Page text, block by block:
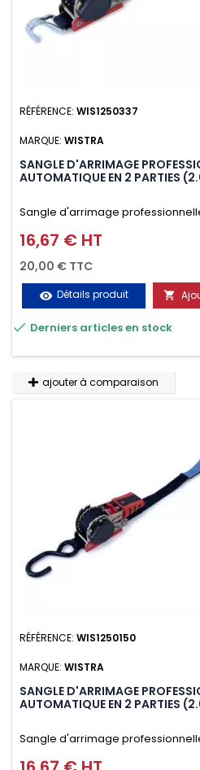
RÉFÉRENCE: WIS1250337
MARQUE: WISTRA
SANGLE D'ARRIMAGE
AUTOMATIQUE EN 2 PARTIES
Sangle d'arrimage
avec crochet deux doigts soudés
0.2M / 125daN), simple et rapide
d'arrimer et de sécuriser vos
transport. Matière polyester très
variations de températures,
Prix
16,67 € HT
20,00 € TTC
visibility Détails produit 
 Derniers articles en stock
ajouter à comparaison
RÉFÉRENCE: WIS1250150
MARQUE: WISTRA
SANGLE D'ARRIMAGE
AUTOMATIQUE EN 2 PARTIES
Sangle d'arrimage
avec crochet S en 2 parties (2.0M
Prix